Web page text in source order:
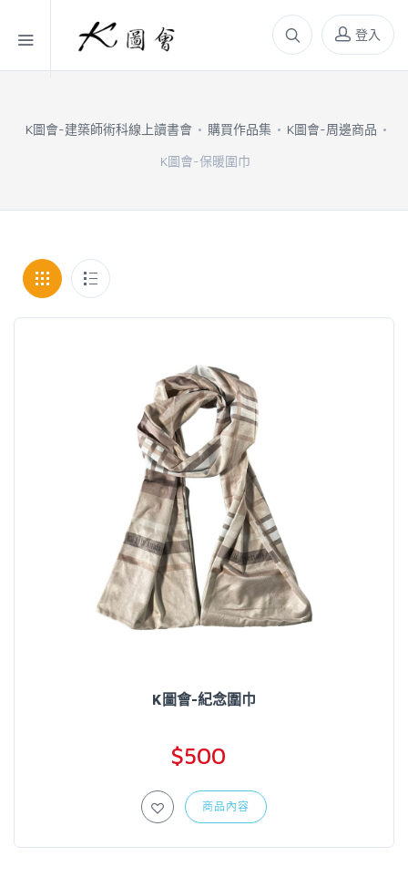
登入
K圖會-建築師術科線上讀書會 購買作品集 K圖會-周邊商品
K圖會-保暖圍巾
K圖會-紀念圍巾
$500
商品內容